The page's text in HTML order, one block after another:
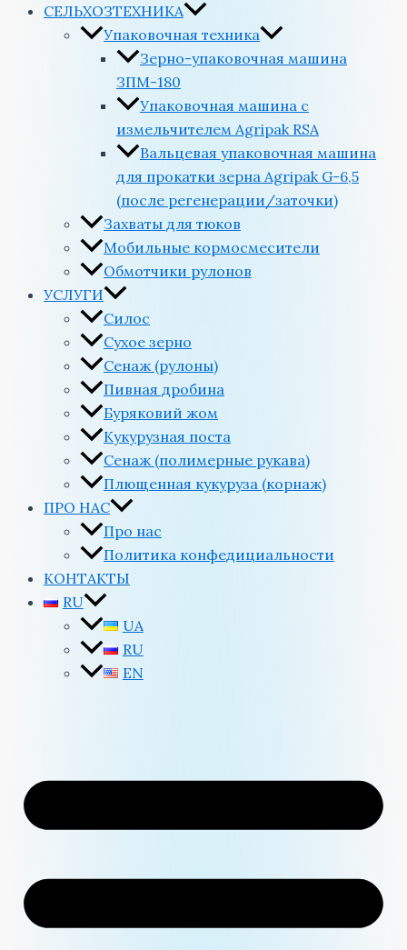
СЕЛЬХОЗТЕХНИКА
Упаковочная техника
Зерно-упаковочная машина
ЗПМ-180
Упаковочная машина с
измельчителем Agripak RSA
Вальцевая упаковочная машина
для прокатки зерна Agripak G-6,5
(после регенерации/заточки)
Захваты для тюков
Мобильные кормосмесители
Обмотчики рулонов
УСЛУГИ
Силос
Сухое зерно
Сенаж (рулоны)
Пивная дробина
Буряковий жом
Кукурузная поста
Сенаж (полимерные рукава)
Плющенная кукуруза (корнаж)
ПРО НАС
Про нас
Политика конфедициальности
КОНТАКТЫ
RU
UA
RU
EN